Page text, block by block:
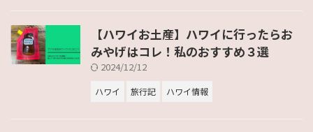
【ハワイお土産】ハワイに行ったらお
みやげはコレ！私のおすすめ３選
2024/12/12
ハワイ 旅行記 ハワイ情報